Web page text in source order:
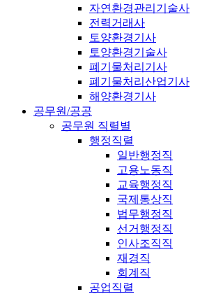
자연환경관리기술사
전력거래사
토양환경기사
토양환경기술사
폐기물처리기사
폐기물처리산업기사
해양환경기사
공무원/공공
공무원 직렬별
행정직렬
일반행정직
고용노동직
교육행정직
국제통상직
법무행정직
선거행정직
인사조직직
재경직
회계직
공업직렬